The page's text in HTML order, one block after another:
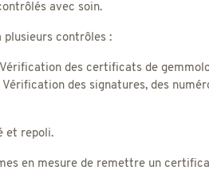
avec soin.
plusieurs contrôles :
des certificats de
des signatures, des
et repoli.
en mesure de remettre un